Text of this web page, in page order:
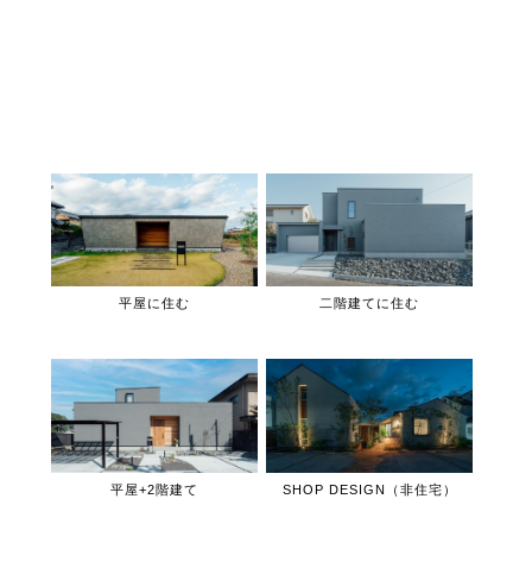
平屋に住む 二階建てに住む
平屋+2階建て SHOP DESIGN（非住宅）